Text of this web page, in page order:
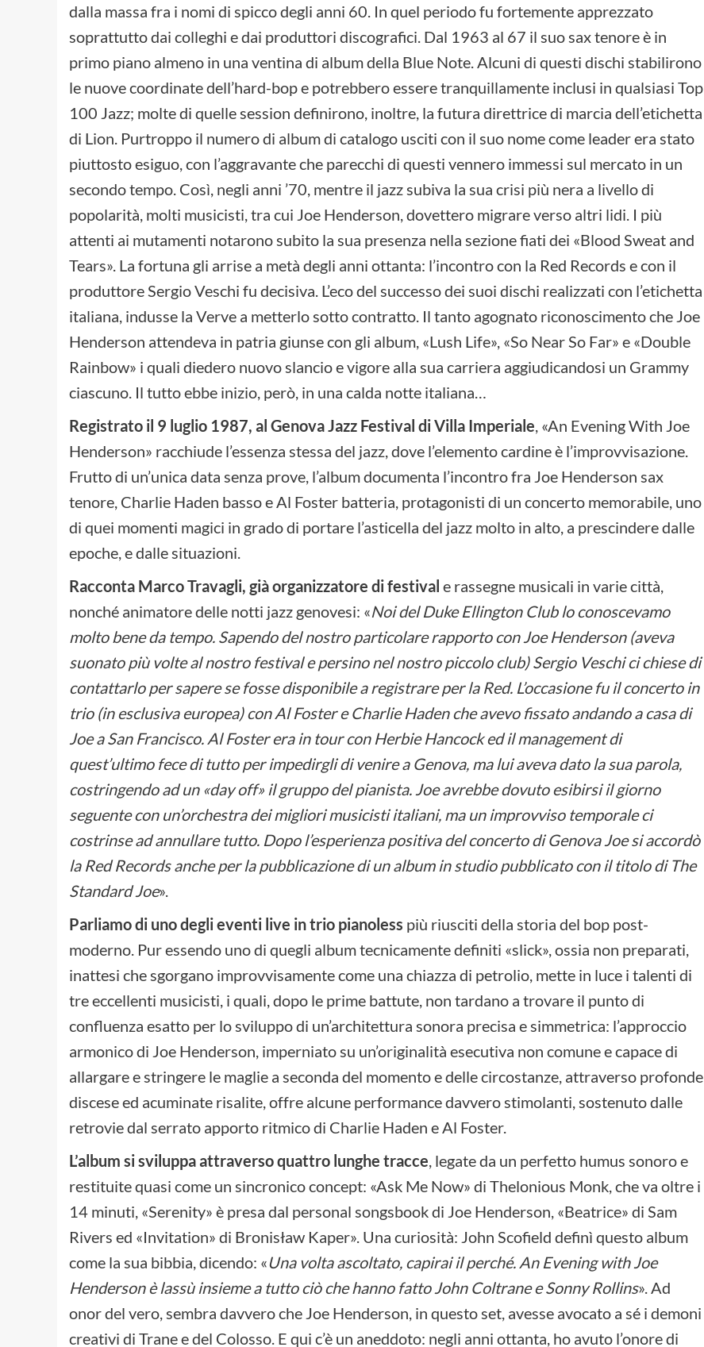
dalla massa fra i nomi di spicco degli anni 60. In quel periodo fu fortemente apprezzato
soprattutto dai colleghi e dai produttori discografici. Dal 1963 al 67 il suo sax tenore è in
primo piano almeno in una ventina di album della Blue Note. Alcuni di questi dischi stabilirono
le nuove coordinate dell’hard-bop e potrebbero essere tranquillamente inclusi in qualsiasi Top
100 Jazz; molte di quelle session definirono, inoltre, la futura direttrice di marcia dell’etichetta
di Lion. Purtroppo il numero di album di catalogo usciti con il suo nome come leader era stato
piuttosto esiguo, con l’aggravante che parecchi di questi vennero immessi sul mercato in un
secondo tempo. Così, negli anni ’70, mentre il jazz subiva la sua crisi più nera a livello di
popolarità, molti musicisti, tra cui Joe Henderson, dovettero migrare verso altri lidi. I più
attenti ai mutamenti notarono subito la sua presenza nella sezione fiati dei «Blood Sweat and
Tears». La fortuna gli arrise a metà degli anni ottanta: l’incontro con la Red Records e con il
produttore Sergio Veschi fu decisiva. L’eco del successo dei suoi dischi realizzati con l’etichetta
italiana, indusse la Verve a metterlo sotto contratto. Il tanto agognato riconoscimento che Joe
Henderson attendeva in patria giunse con gli album, «Lush Life», «So Near So Far» e «Double
Rainbow» i quali diedero nuovo slancio e vigore alla sua carriera aggiudicandosi un Grammy
ciascuno. Il tutto ebbe inizio, però, in una calda notte italiana…
Registrato il 9 luglio 1987, al Genova Jazz Festival di Villa Imperiale , «An Evening With Joe
Henderson» racchiude l’essenza stessa del jazz, dove l’elemento cardine è l’improvvisazione.
Frutto di un’unica data senza prove, l’album documenta l’incontro fra Joe Henderson sax
tenore, Charlie Haden basso e Al Foster batteria, protagonisti di un concerto memorabile, uno
di quei momenti magici in grado di portare l’asticella del jazz molto in alto, a prescindere dalle
epoche, e dalle situazioni.
Racconta Marco Travagli, già organizzatore di festival e rassegne musicali in varie città,
nonché animatore delle notti jazz genovesi: «Noi del Duke Ellington Club lo conoscevamo
molto bene da tempo. Sapendo del nostro particolare rapporto con Joe Henderson (aveva
suonato più volte al nostro festival e persino nel nostro piccolo club) Sergio Veschi ci chiese di
contattarlo per sapere se fosse disponibile a registrare per la Red. L’occasione fu il concerto in
trio (in esclusiva europea) con Al Foster e Charlie Haden che avevo fissato andando a casa di
Joe a San Francisco. Al Foster era in tour con Herbie Hancock ed il management di
quest’ultimo fece di tutto per impedirgli di venire a Genova, ma lui aveva dato la sua parola,
costringendo ad un «day off» il gruppo del pianista. Joe avrebbe dovuto esibirsi il giorno
seguente con un’orchestra dei migliori musicisti italiani, ma un improvviso temporale ci
costrinse ad annullare tutto. Dopo l’esperienza positiva del concerto di Genova Joe si accordò
la Red Records anche per la pubblicazione di un album in studio pubblicato con il titolo di The
Standard Joe».
Parliamo di uno degli eventi live in trio pianoless più riusciti della storia del bop post-
moderno. Pur essendo uno di quegli album tecnicamente definiti «slick», ossia non preparati,
inattesi che sgorgano improvvisamente come una chiazza di petrolio, mette in luce i talenti di
tre eccellenti musicisti, i quali, dopo le prime battute, non tardano a trovare il punto di
confluenza esatto per lo sviluppo di un’architettura sonora precisa e simmetrica: l’approccio
armonico di Joe Henderson, imperniato su un’originalità esecutiva non comune e capace di
allargare e stringere le maglie a seconda del momento e delle circostanze, attraverso profonde
discese ed acuminate risalite, offre alcune performance davvero stimolanti, sostenuto dalle
retrovie dal serrato apporto ritmico di Charlie Haden e Al Foster.
L’album si sviluppa attraverso quattro lunghe tracce , legate da un perfetto humus sonoro e
restituite quasi come un sincronico concept: «Ask Me Now» di Thelonious Monk, che va oltre i
14 minuti, «Serenity» è presa dal personal songsbook di Joe Henderson, «Beatrice» di Sam
Rivers ed «Invitation» di Bronisław Kaper». Una curiosità: John Scofield definì questo album
come la sua bibbia, dicendo: «Una volta ascoltato, capirai il perché. An Evening with Joe
Henderson è lassù insieme a tutto ciò che hanno fatto John Coltrane e Sonny Rollins». Ad
onor del vero, sembra davvero che Joe Henderson, in questo set, avesse avocato a sé i demoni
creativi di Trane e del Colosso. E qui c’è un aneddoto: negli anni ottanta, ho avuto l’onore di